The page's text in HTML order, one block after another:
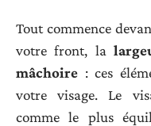
Tout commence
votre front, la
mâchoire : ces
votre visage. Le
comme le plus